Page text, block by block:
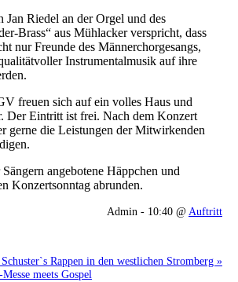
Riedel an der Orgel und des
Brass“ aus Mühlacker verspricht, dass
nur Freunde des Männerchorgesangs,
Instrumentalmusik auf ihre
freuen sich auf ein volles Haus und
Der Eintritt ist frei. Nach dem Konzert
gerne die Leistungen der Mitwirkenden
angebotene Häppchen und
Konzertsonntag abrunden.
Admin - 10:40 @Auftritt
Rappen in den westlichen Stromberg »
meets Gospel